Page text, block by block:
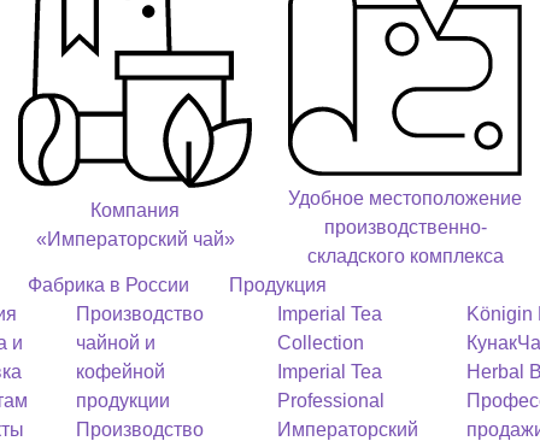
Компания
«Императорский чай»
Удобное местоположение
производственно-
складского комплекса
и
Фабрика в России
Производство
чайной и
кофейной
продукции
Производство
Продукция
Imperial Tea
Collection
Imperial Tea
Professional
Императорский
Königin
Кунак
Herbal